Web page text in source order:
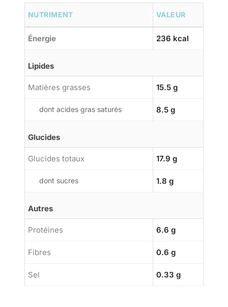
NUTRIMENT VALEUR
Énergie 236 kcal
Lipides
Matières grasses 15.5 g
dont acides gras saturés 8.5 g
Glucides
Glucides totaux 17.9 g
dont sucres 1.8 g
Autres
Protéines 6.6 g
Fibres 0.6 g
Sel 0.33 g